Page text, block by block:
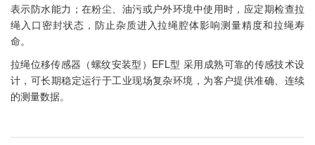
表示防水能力；在粉尘、油污或户外环境中使用时，应定期检查拉
绳入口密封状态，防止杂质进入拉绳腔体影响测量精度和拉绳寿
命。
拉绳位移传感器（螺纹安装型）EFL型 采用成熟可靠的传感技术设
计，可长期稳定运行于工业现场复杂环境，为客户提供准确、连续
的测量数据。